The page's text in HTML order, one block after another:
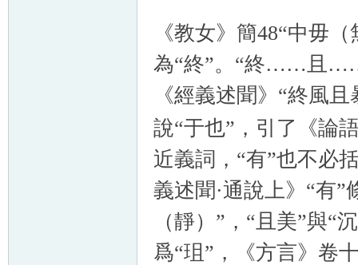
《教女》簡48“中毋
為“終”。“終……且
《經義述聞》“終風且
說“于也”，引了《論
近義詞，“有”也不必
義述聞·通說上》“有
（靜）”，“且美”與“
爲“珇”，《方言》卷